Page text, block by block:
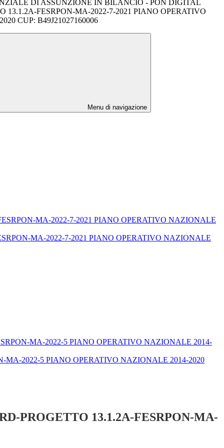
DI ASSUNZIONE IN BILANCIO - PON DIGITAL
13.1.2A-FESRPON-MA-2022-7-2021 PIANO OPERATIVO
CUP: B49J21027160006
Menu di navigazione
MA-2022-7-2021 PIANO OPERATIVO NAZIONALE
MA-2022-7-2021 PIANO OPERATIVO NAZIONALE
MA-2022-5 PIANO OPERATIVO NAZIONALE 2014-
2022-5 PIANO OPERATIVO NAZIONALE 2014-2020
PROGETTO 13.1.2A-FESRPON-MA-